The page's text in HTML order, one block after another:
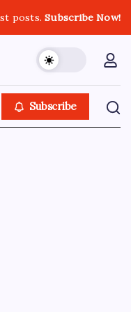
posts.Subscribe Now!
Subscribe